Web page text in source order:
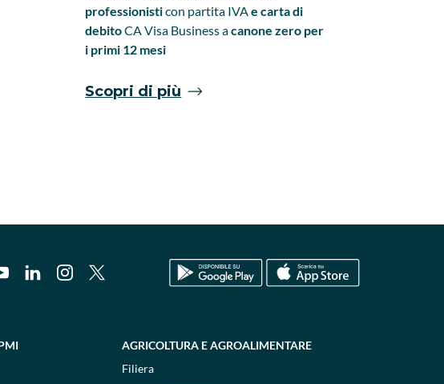
professionisticon partita IVAe carta di
debitoCAVisa Business acanone zero per
i primi 12 mesi
Scopri di più
AGRICOLTURA E AGROALIMENTARE
Filiera